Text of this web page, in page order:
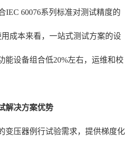
IEC 60076系列标准对测试精度的
成本来看，一站式测试方案的设
能设备组合低20%左右，运维和校
解决方案优势
变压器例行试验需求，提供梯度化